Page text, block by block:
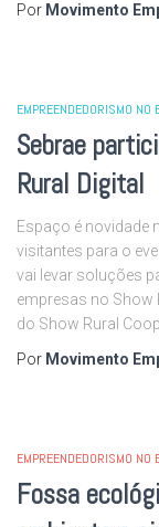
Por Movimento
EMPREENDEDORISMO NO
Sebrae
Rural Digital
Espaço é novidade
visitantes para o
vai levar soluções
empresas no Show
do Show Rural
Por Movimento
EMPREENDEDORISMO NO
Fossa